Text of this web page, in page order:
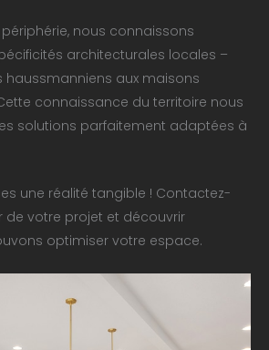
nous connaissons
architecturales locales –
aux maisons
connaissance du territoire nous
solutions parfaitement adaptées à
une réalité tangible ! Contactez-
de votre projet et découvrir
optimiser votre espace.